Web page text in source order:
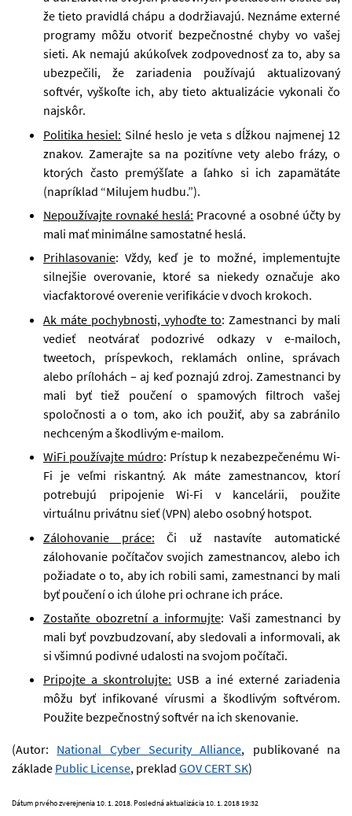
že tieto pravidlá chápu a dodržiavajú. Neznáme externé
programy môžu otvoriť bezpečnostné chyby vo vašej
sieti. Ak nemajú akúkoľvek zodpovednosť za to, aby sa
ubezpečili, že zariadenia používajú aktualizovaný
softvér, vyškoľte ich, aby tieto aktualizácie vykonali čo
najskôr.
Politika hesiel: Silné heslo je veta s dĺžkou najmenej 12
znakov. Zamerajte sa na pozitívne vety alebo frázy, o
ktorých často premýšľate a ľahko si ich zapamätáte
(napríklad “Milujem hudbu.”).
Nepoužívajte rovnaké heslá: Pracovné a osobné účty by
mali mať minimálne samostatné heslá.
Prihlasovanie: Vždy, keď je to možné, implementujte
silnejšie overovanie, ktoré sa niekedy označuje ako
viacfaktorové overenie verifikácie v dvoch krokoch.
Ak máte pochybnosti, vyhoďte to: Zamestnanci by mali
vedieť neotvárať podozrivé odkazy v e-mailoch,
tweetoch, príspevkoch, reklamách online, správach
alebo prílohách – aj keď poznajú zdroj. Zamestnanci by
mali byť tiež poučení o spamových filtroch vašej
spoločnosti a o tom, ako ich použiť, aby sa zabránilo
nechceným a škodlivým e-mailom.
WiFi používajte múdro: Prístup k nezabezpečenému Wi-
Fi je veľmi riskantný. Ak máte zamestnancov, ktorí
potrebujú pripojenie Wi-Fi v kancelárii, použite
virtuálnu privátnu sieť (VPN) alebo osobný hotspot.
Zálohovanie práce: Či už nastavíte automatické
zálohovanie počítačov svojich zamestnancov, alebo ich
požiadate o to, aby ich robili sami, zamestnanci by mali
byť poučení o ich úlohe pri ochrane ich práce.
Zostaňte obozretní a informujte: Vaši zamestnanci by
mali byť povzbudzovaní, aby sledovali a informovali, ak
si všimnú podivné udalosti na svojom počítači.
Pripojte a skontrolujte: USB a iné externé zariadenia
môžu byť infikované vírusmi a škodlivým softvérom.
Použite bezpečnostný softvér na ich skenovanie.
(Autor: National Cyber Security Alliance, publikované na
základe Public License, preklad GOV CERT SK)
Dátum prvého zverejnenia10. 1. 2018. Posledná aktualizácia10. 1. 2018 19:32